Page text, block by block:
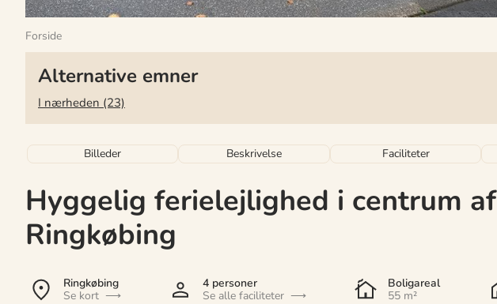
Forside
Alternative emner
I nærheden (23)
Billeder Beskrivelse Faciliteter
Hyggelig ferielejlighed i centrum af
Ringkøbing
Ringkøbing
Se kort
4 personer
Se alle faciliteter
Boligareal
55 m²